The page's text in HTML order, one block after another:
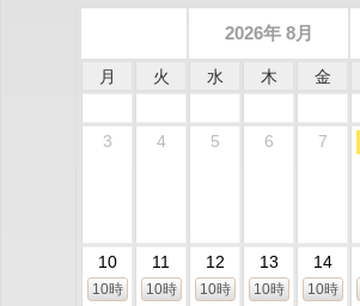
2026年 8月
月 火 水 木 金
3
4 5 6 7
10
10時
11
10時
12
10時
13
10時
14
10時